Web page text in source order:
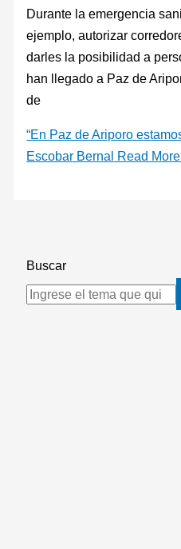
Durante la emergencia
ejemplo, autorizar
darles la posibilidad a
han llegado a Paz de
de
“En Paz de Ariporo
Escobar Bernal Read
Buscar